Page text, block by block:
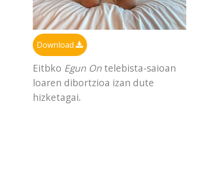
Download
Eitbko Egun On telebista-saioan
loaren dibortzioa izan dute
hizketagai.